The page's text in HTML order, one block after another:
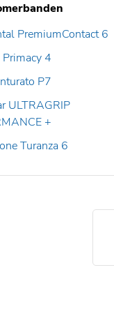
PremiumContact 6
4
P7
ULTRAGRIP
+
Turanza 6